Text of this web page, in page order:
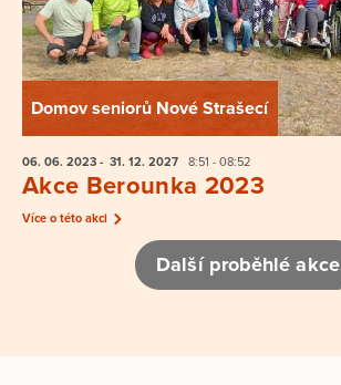
Domov seniorů Nové Strašecí
06. 06. 2023 - 31. 12. 2027 8:51 - 08:52
Akce Berounka 2023
Více o této akci
Další proběhlé akce